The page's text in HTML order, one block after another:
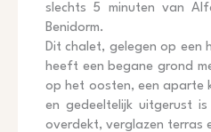
slechts 5 minuten van
Benidorm.
Dit chalet, gelegen op een
heeft een begane grond
op het oosten, een aparte
en gedeeltelijk uitgerust
overdekt, verglazen terras